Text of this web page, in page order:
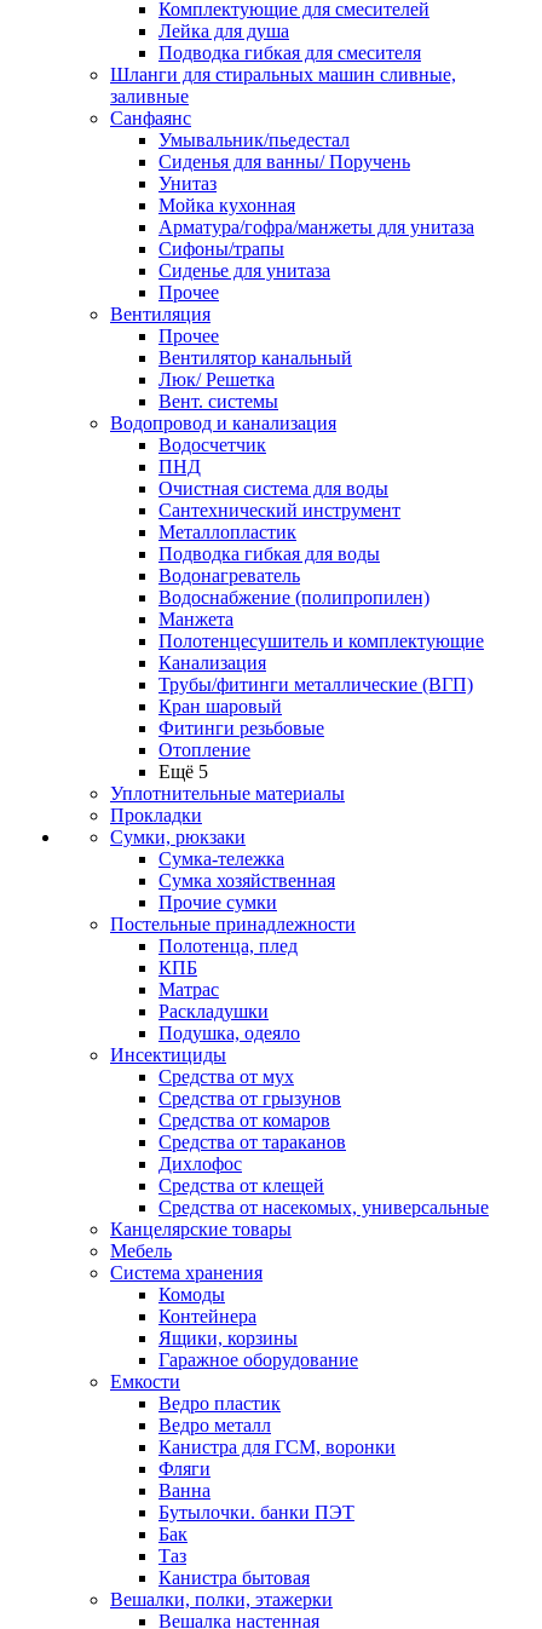
Комплектующие для смесителей
Лейка для душа
Подводка гибкая для смесителя
Шланги для стиральных машин сливные,
заливные
Санфаянс
Умывальник/пьедестал
Сиденья для ванны/ Поручень
Унитаз
Мойка кухонная
Арматура/гофра/манжеты для унитаза
Сифоны/трапы
Сиденье для унитаза
Прочее
Вентиляция
Прочее
Вентилятор канальный
Люк/ Решетка
Вент. системы
Водопровод и канализация
Водосчетчик
ПНД
Очистная система для воды
Сантехнический инструмент
Металлопластик
Подводка гибкая для воды
Водонагреватель
Водоснабжение (полипропилен)
Манжета
Полотенцесушитель и комплектующие
Канализация
Трубы/фитинги металлические (ВГП)
Кран шаровый
Фитинги резьбовые
Отопление
Ещё 5
Уплотнительные материалы
Прокладки
Сумки, рюкзаки
Сумка-тележка
Сумка хозяйственная
Прочие сумки
Постельные принадлежности
Полотенца, плед
КПБ
Матрас
Раскладушки
Подушка, одеяло
Инсектициды
Средства от мух
Средства от грызунов
Средства от комаров
Средства от тараканов
Дихлофос
Средства от клещей
Средства от насекомых, универсальные
Канцелярские товары
Мебель
Система хранения
Комоды
Контейнера
Ящики, корзины
Гаражное оборудование
Емкости
Ведро пластик
Ведро металл
Канистра для ГСМ, воронки
Фляги
Ванна
Бутылочки. банки ПЭТ
Бак
Таз
Канистра бытовая
Вешалки, полки, этажерки
Вешалка настенная